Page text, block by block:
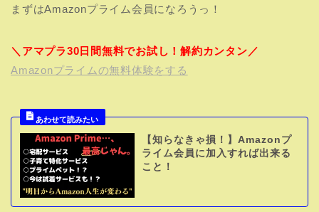
まずはAmazonプライム会員になろうっ！
＼アマプラ30日間無料でお試し！解約カンタン／
Amazonプライムの無料体験をする
【知らなきゃ損！】Amazonプ
ライム会員に加入すれば出来る
こと！